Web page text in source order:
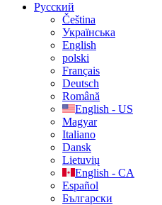
Русский
Čeština
Українська
English
polski
Français
Deutsch
Română
English - US
Magyar
Italiano
Dansk
Lietuvių
English - CA
Español
Български